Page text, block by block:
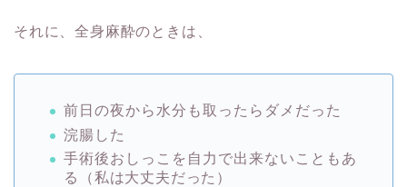
それに、全身麻酔のときは、
前日の夜から水分も取ったらダメだった
浣腸した
手術後おしっこを自力で出来ないこともあ
る
（私は大丈夫だった）